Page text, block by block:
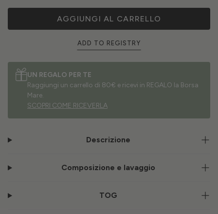
AGGIUNGI AL CARRELLO
ADD TO REGISTRY
UN REGALO PER TE
Raggiungi un carrello di 80€ e ricevi in REGALO la Borsa
Mare.
SCOPRI COME RICEVERLA
Descrizione
Composizione e lavaggio
TOG